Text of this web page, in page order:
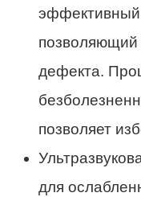
позволяющий
дефекта.
позволяет
для